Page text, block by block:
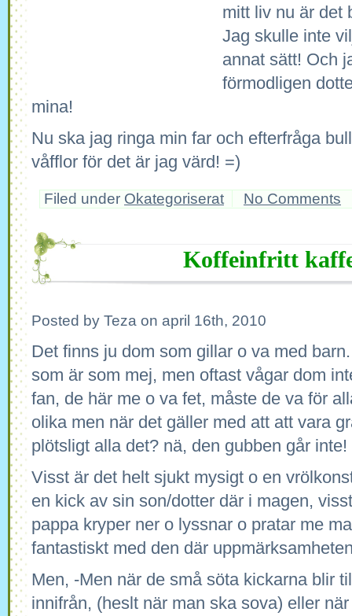
mitt liv nu är det
Jag skulle inte
annat sätt! Och
förmodligen
mina!
Nu ska jag ringa min far och efterfråga
våfflor för det är jag värd! =)
Filed under Okategoriserat No Comments
Koffeinfritt
Posted by Teza on april 16th, 2010
Det finns ju dom som gillar o va med
som är som mej, men oftast vågar dom
fan, de här me o va fet, måste de va för
olika men när det gäller med att att vara
plötsligt alla det? nä, den gubben går inte!
Visst är det helt sjukt mysigt o en
en kick av sin son/dotter där i magen,
pappa kryper ner o lyssnar o pratar me
fantastiskt med den där
Men, -Men när de små söta kickarna blir
innifrån, (heslt när man ska sova) eller